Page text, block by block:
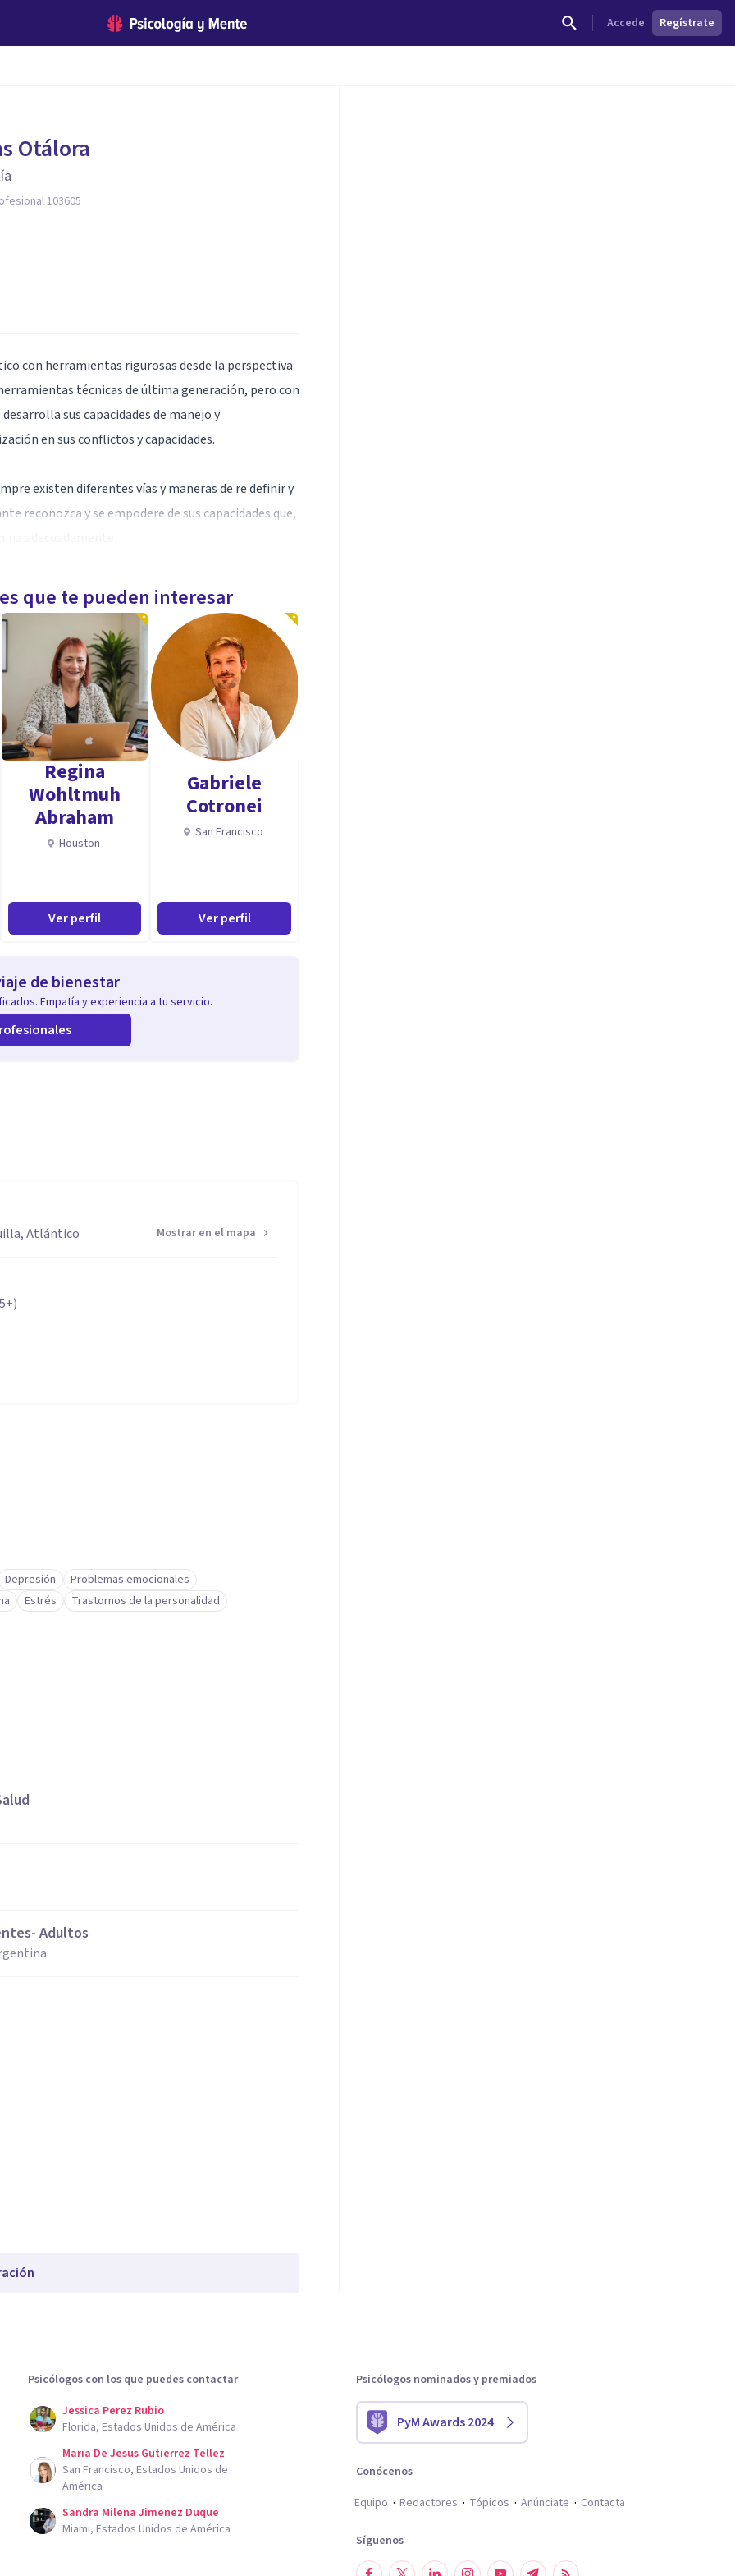
Accede Regístrate
Otálora
103605
con herramientas rigurosas desde la perspectiva
técnicas de última generación, pero con
sus capacidades de manejo y
en sus conflictos y capacidades.
existen diferentes vías y maneras de re definir y
reconozca y se empodere de sus capacidades que,
y las respuestas alternas que se pueden dar para,
vivencias y estados emocionales.
que te pueden interesar
Regina
Wohltmuh
Abraham
Houston
Ver perfil
Gabriele
Cotronei
San Francisco
Ver perfil
de bienestar
Empatía y experiencia a tu servicio.
Atlántico
Mostrar en el mapa
Depresión
Problemas emocionales
Estrés Trastornos de la personalidad
Adultos
Psicólogos con los que puedes contactar
Jessica Perez Rubio
Florida, Estados Unidos de América
Maria De Jesus Gutierrez Tellez
San Francisco, Estados Unidos de
América
Sandra Milena Jimenez Duque
Miami, Estados Unidos de América
Psicólogos nominados y premiados
PyM Awards 2024
Conócenos
Equipo
Redactores Tópicos Anúnciate Contacta
Síguenos